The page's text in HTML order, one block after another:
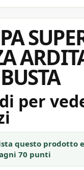
per
questo prodotto e
70 punti